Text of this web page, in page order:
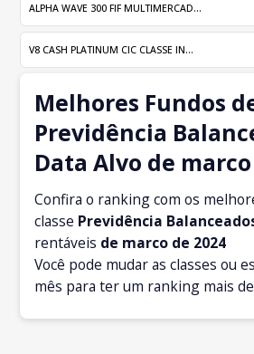
ALPHA WAVE 300 FIF MULTIMERCAD...
V8 CASH PLATINUM CIC CLASSE IN...
Melhores Fundos
Previdência
Data Alvo de
Confira o ranking com os
classe Previdência
rentáveis de marco de 2024
Você pode mudar as classes ou
mês para ter um ranking mais